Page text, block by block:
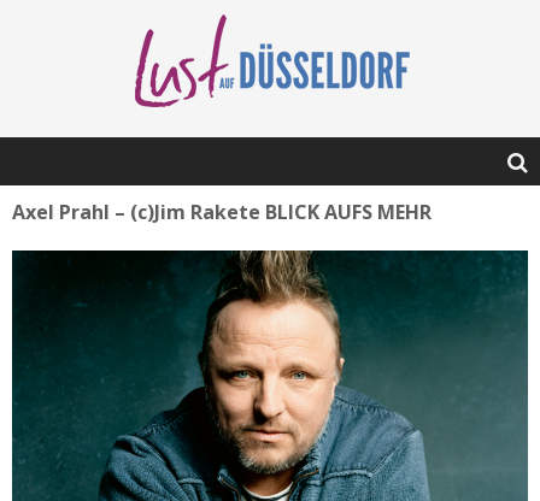
Axel Prahl – (c)Jim Rakete BLICK AUFS MEHR